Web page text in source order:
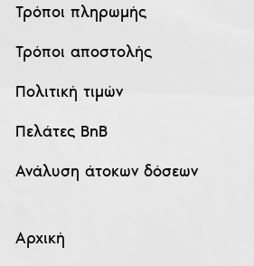
Τρόποι πληρωμής
Τρόποι αποστολής
Πολιτική τιμών
Πελάτες BnB
Ανάλυση άτοκων δόσεων
Αρχική